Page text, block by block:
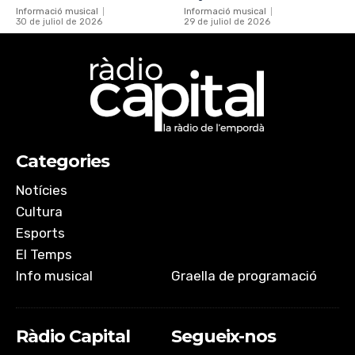
Informació musical
30 de juliol de 2026
Informació musical
29 de juliol de 2026
Categories
Notícies
Cultura
Esports
El Temps
Info musical
Graella de programació
Ràdio Capital Segueix-nos